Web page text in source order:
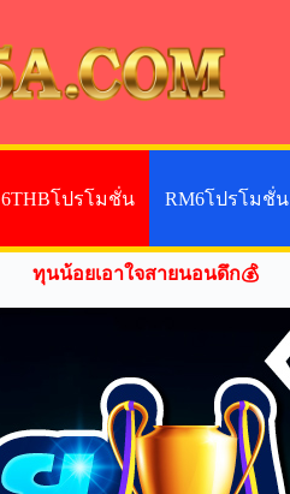
6THBโปรโมชั่น RM6โปรโมชั่น
ทุนน้อยเอาใจสายนอนดึก💰